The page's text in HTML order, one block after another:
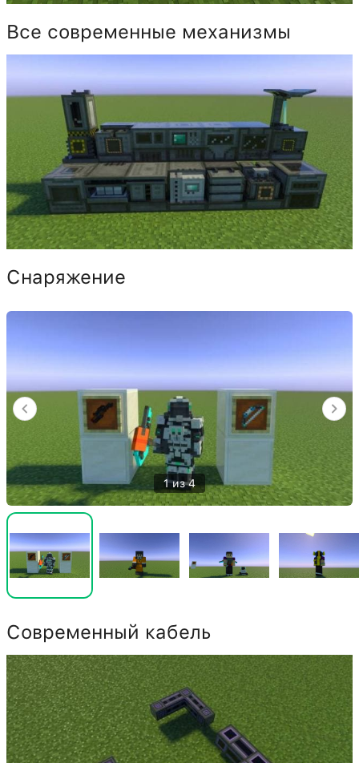
Все современные механизмы
Снаряжение
1 из 4
Современный кабель